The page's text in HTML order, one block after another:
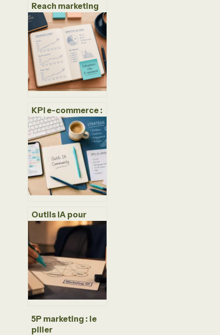
Reach marketing
vs Impressions :
l’erreur de mesure
qui gaspille votre
budget
publicitaire
KPI e-commerce :
8 indicateurs clés
pour piloter votre
rentabilité et
booster vos
ventes
Outils IA pour
community
management :
automatisez vos
posts sans perdre
votre âme
éditoriale
5P marketing : le
pilier